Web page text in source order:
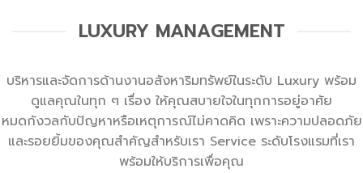
LUXURY MANAGEMENT
บริหารและจัดการด้านงานอสังหาริมทรัพย์ในระดับ Luxury พร้อม
ดูแลคุณในทุก ๆ เรื่อง ให้คุณสบายใจในทุกการอยู่อาศัย
หมดกังวลกับปัญหาหรือเหตุการณ์ไม่คาดคิด เพราะความปลอดภัย
และรอยยิ้มของคุณสำคัญสำหรับเรา Service ระดับโรงแรมที่เรา
พร้อมให้บริการเพื่อคุณ